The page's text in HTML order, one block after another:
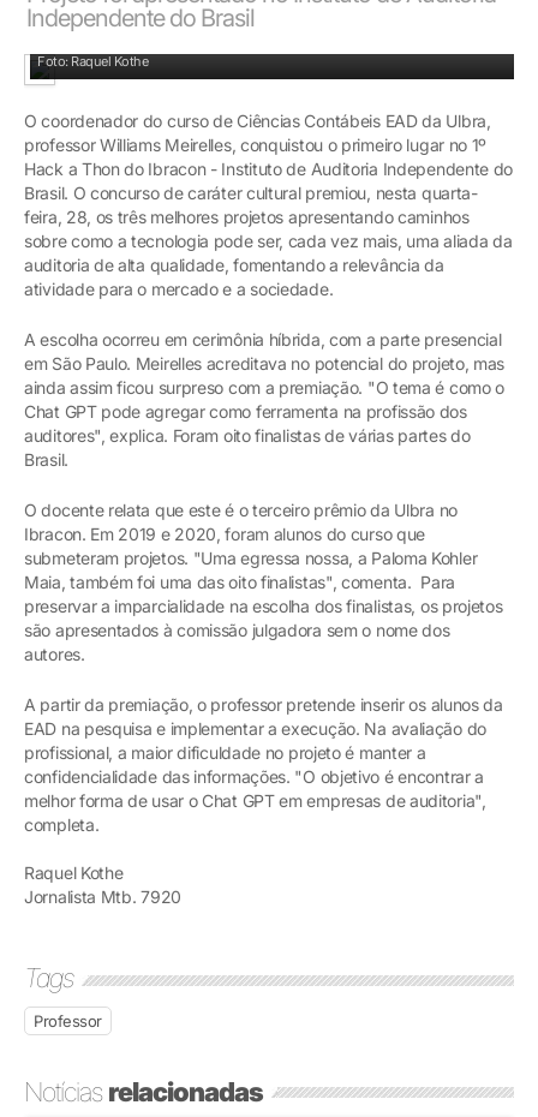
Independente do Brasil
Foto: Raquel Kothe
O coordenador do curso de Ciências Contábeis EAD da Ulbra,
professor Williams Meirelles, conquistou o primeiro lugar no 1º
Hack a Thon do Ibracon - Instituto de Auditoria Independente do
Brasil. O concurso de caráter cultural premiou, nesta quarta-
feira, 28, os três melhores projetos apresentando caminhos
sobre como a tecnologia pode ser, cada vez mais, uma aliada da
auditoria de alta qualidade, fomentando a relevância da
atividade para o mercado e a sociedade.
A escolha ocorreu em cerimônia híbrida, com a parte presencial
em São Paulo. Meirelles acreditava no potencial do projeto, mas
ainda assim ficou surpreso com a premiação. "O tema é como o
Chat GPT pode agregar como ferramenta na profissão dos
auditores", explica. Foram oito finalistas de várias partes do
Brasil.
O docente relata que este é o terceiro prêmio da Ulbra no
Ibracon. Em 2019 e 2020, foram alunos do curso que
submeteram projetos. "Uma egressa nossa, a Paloma Kohler
Maia, também foi uma das oito finalistas", comenta. Para
preservar a imparcialidade na escolha dos finalistas, os projetos
são apresentados à comissão julgadora sem o nome dos
autores.
A partir da premiação, o professor pretende inserir os alunos da
EAD na pesquisa e implementar a execução. Na avaliação do
profissional, a maior dificuldade no projeto é manter a
confidencialidade das informações. "O objetivo é encontrar a
melhor forma de usar o Chat GPT em empresas de auditoria",
completa.
Raquel Kothe
Jornalista Mtb. 7920
Tags
Professor
Notíciasrelacionadas